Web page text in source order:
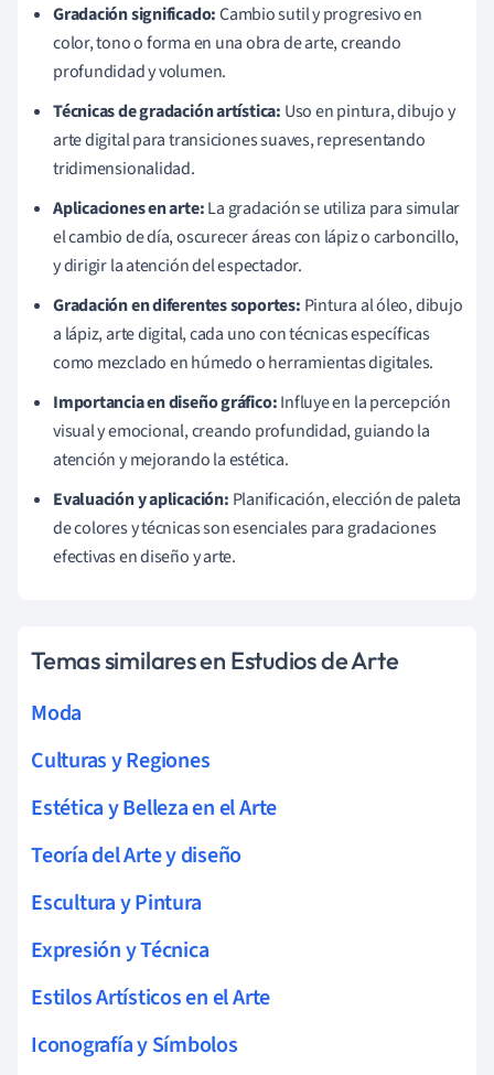
Gradación significado:Cambio sutil y progresivo en
color, tono o forma en una obra de arte, creando
profundidad y volumen.
Técnicas de gradación artística: Uso en pintura, dibujo y
arte digital para transiciones suaves, representando
tridimensionalidad.
Aplicaciones en arte:La gradación se utiliza para simular
el cambio de día, oscurecer áreas con lápiz o carboncillo,
y dirigir la atención del espectador.
Gradación en diferentes soportes: Pintura al óleo, dibujo
a lápiz, arte digital, cada uno con técnicas específicas
como mezclado en húmedo o herramientas digitales.
Importancia en diseño gráfico:Influye en la percepción
visual y emocional, creando profundidad, guiando la
atención y mejorando la estética.
Evaluación y aplicación: Planificación, elección de paleta
de colores y técnicas son esenciales para gradaciones
efectivas en diseño y arte.
Temas similares en Estudios de Arte
Moda
Culturas y Regiones
Estética y Belleza en el Arte
Teoría del Arte y diseño
Escultura y Pintura
Expresión y Técnica
Estilos Artísticos en el Arte
Iconografía y Símbolos